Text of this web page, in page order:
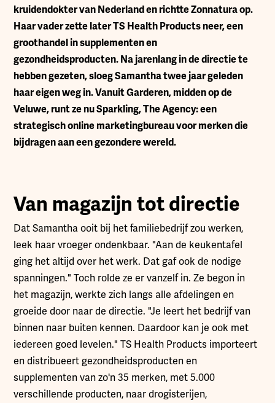
kruidendokter van Nederland en richtte Zonnatura op.
Haar vader zette later TS Health Products neer, een
groothandel in supplementen en
gezondheidsproducten. Na jarenlang in de directie te
hebben gezeten, sloeg Samantha twee jaar geleden
haar eigen weg in. Vanuit Garderen, midden op de
Veluwe, runt ze nu Sparkling, The Agency: een
strategisch online marketingbureau voor merken die
bijdragen aan een gezondere wereld.
Van magazijn tot directie
Dat Samantha ooit bij het familiebedrijf zou werken,
leek haar vroeger ondenkbaar. "Aan de keukentafel
ging het altijd over het werk. Dat gaf ook de nodige
spanningen." Toch rolde ze er vanzelf in. Ze begon in
het magazijn, werkte zich langs alle afdelingen en
groeide door naar de directie. "Je leert het bedrijf van
binnen naar buiten kennen. Daardoor kan je ook met
iedereen goed levelen." TS Health Products importeert
en distribueert gezondheidsproducten en
supplementen van zo'n 35 merken, met 5.000
verschillende producten, naar drogisterijen,